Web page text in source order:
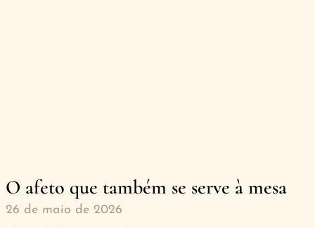
O afeto que também se serve à mesa
26 de maio de 2026